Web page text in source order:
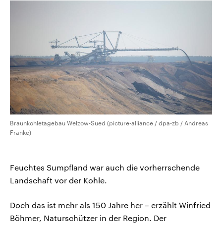
Braunkohletagebau Welzow-Sued (picture-alliance / dpa-zb / Andreas
Franke)
Feuchtes Sumpfland war auch die vorherrschende
Landschaft vor der Kohle.
Doch das ist mehr als 150 Jahre her – erzählt Winfried
Böhmer, Naturschützer in der Region. Der